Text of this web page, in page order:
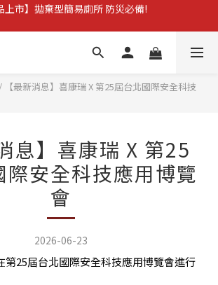
上市】拋棄型簡易廁所 防災必備!
領$100購物金，還可享會員專屬優惠!!
單滿$1,600，立即享免運優惠
上市】拋棄型簡易廁所 防災必備!
/
【最新消息】喜康瑞 X 第25屆台北國際安全科技
息】喜康瑞 X 第25
際安全科技應用博覽
會
2026-06-23
第25屆台北國際安全科技應用博覽會進行